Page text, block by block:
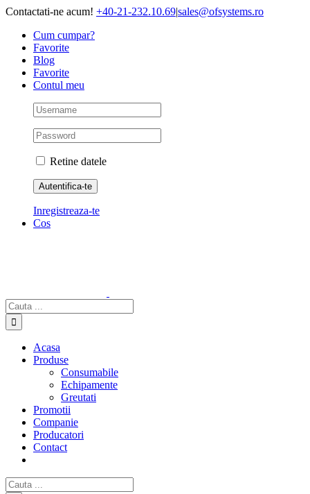
Skip
content
Contactati-ne acum! +40-21-232.10.69|sales@ofsystems.ro
Cum cumpar?
Favorite
Blog
Favorite
Contul meu
Retine datele
Inregistreaza-te
Cos
Cautare...
Acasa
Produse
Consumabile
Echipamente
Greutati
Promotii
Companie
Producatori
Contact
Cautare...